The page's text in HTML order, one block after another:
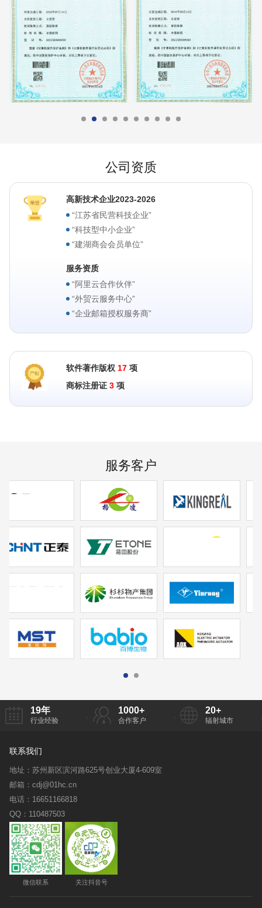
公司资质
高新技术企业2023-2026
“江苏省民营科技企业”
“科技型中小企业”
“建湖商会会员单位”
服务资质
“阿里云合作伙伴”
“外贸云服务中心”
“企业邮箱授权服务商”
软件著作版权 17 项
商标注册证3 项
服务客户
19年
行业经验
1000+
合作客户
20+
辐射城市
联系我们
地址：苏州新区滨河路625号创业大厦4-609室
邮箱：cdj@01hc.cn
电话：16651166818
QQ：110487503
微信联系 关注抖音号